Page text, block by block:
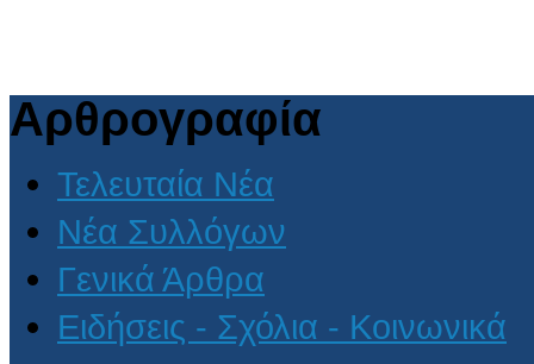
Αρθρογραφία
Τελευταία Νέα
Νέα Συλλόγων
Γενικά Άρθρα
Ειδήσεις - Σχόλια - Κοινωνικά